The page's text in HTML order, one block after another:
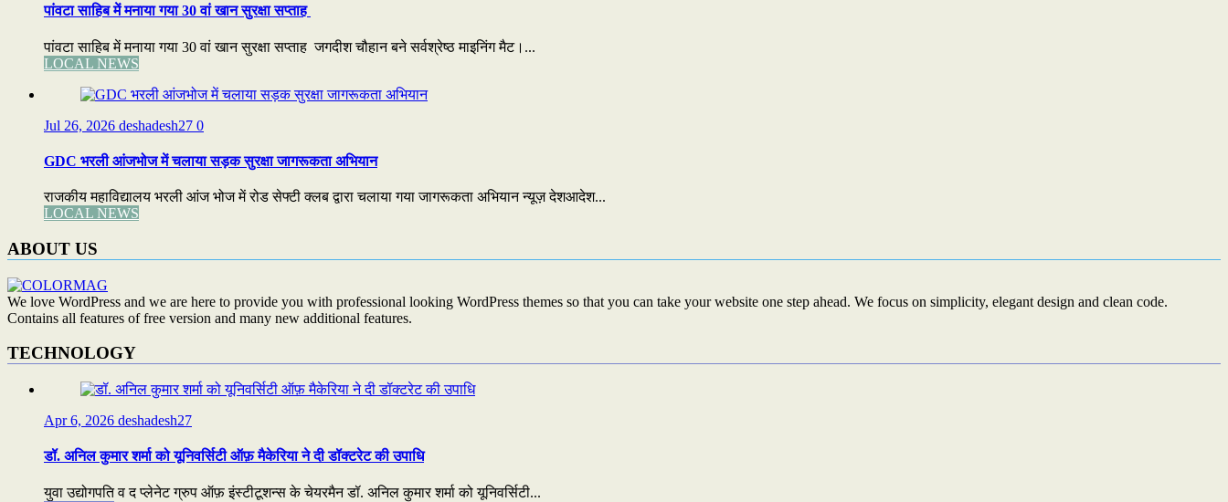
पांवटा साहिब में मनाया गया 30 वां खान सुरक्षा सप्ताह
पांवटा साहिब में मनाया गया 30 वां खान सुरक्षा सप्ताह जगदीश चौहान बने सर्वश्रेष्ठ माइनिंग मैट।...
LOCAL NEWS
Jul 26, 2026 deshadesh27 0
GDC भरली आंजभोज में चलाया सड़क सुरक्षा जागरूकता अभियान
राजकीय महाविद्यालय भरली आंज भोज में रोड सेफ्टी क्लब द्वारा चलाया गया जागरूकता अभियान न्यूज़ देशआदेश...
LOCAL NEWS
ABOUT US
We love WordPress and we are here to provide you with professional looking WordPress themes so that you can take your website one step ahead. We focus on simplicity, elegant design and clean code.
Contains all features of free version and many new additional features.
TECHNOLOGY
Apr 6, 2026 deshadesh27
डॉ. अनिल कुमार शर्मा को यूनिवर्सिटी ऑफ़ मैकेरिया ने दी डॉक्टरेट की उपाधि
युवा उद्योगपति व द प्लेनेट ग्रुप ऑफ़ इंस्टीटूशन्स के चेयरमैन डॉ. अनिल कुमार शर्मा को यूनिवर्सिटी...